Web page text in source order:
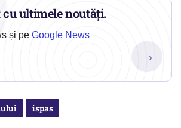
ultimele noutăți.
și pe Google News
→
ispas